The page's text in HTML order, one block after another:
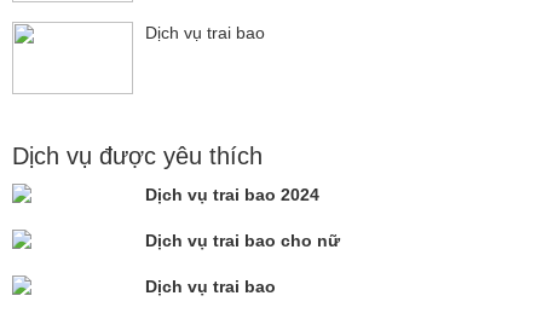
Dịch vụ trai bao
Dịch vụ được yêu thích
Dịch vụ trai bao 2024
Dịch vụ trai bao cho nữ
Dịch vụ trai bao